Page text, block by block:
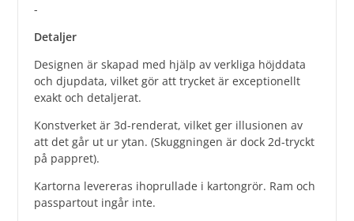
-
Detaljer
Designen är skapad med hjälp av verkliga höjddata
och djupdata, vilket gör att trycket är exceptionellt
exakt och detaljerat.
Konstverket är 3d-renderat, vilket ger illusionen av
att det går ut ur ytan. (Skuggningen är dock 2d-tryckt
på pappret).
Kartorna levereras ihoprullade i kartongrör. Ram och
passpartout ingår inte.